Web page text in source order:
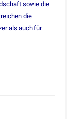
sowie die
die
als auch für